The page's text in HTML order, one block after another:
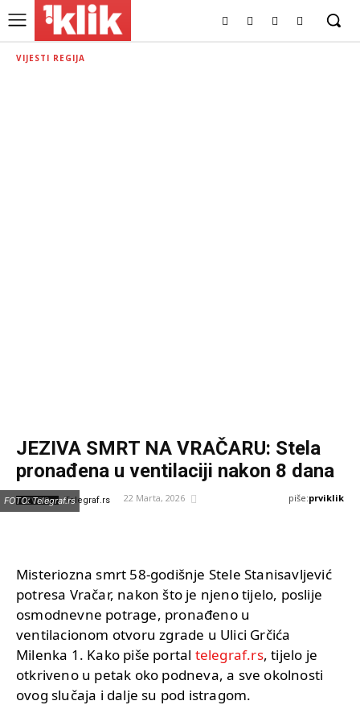
VIJESTI REGIJA
JEZIVA SMRT NA VRAČARU: Stela
pronađena u ventilaciji nakon 8 dana
IZVOR: Telegraf.rs 22 Marta, 2026 piše:prviklik
FOTO: Telegraf.rs
Misteriozna smrt 58-godišnje Stele Stanisavljević
potresa Vračar, nakon što je njeno tijelo, poslije
osmodnevne potrage, pronađeno u
ventilacionom otvoru zgrade u Ulici Grčića
Milenka 1. Kako piše portal telegraf.rs, tijelo je
otkriveno u petak oko podneva, a sve okolnosti
ovog slučaja i dalje su pod istragom.